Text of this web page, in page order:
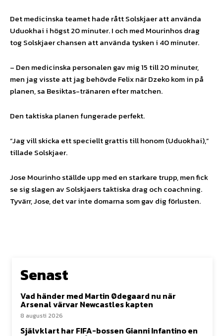
Det medicinska teamet hade rått Solskjaer att använda
Uduokhai i högst 20 minuter. I och med Mourinhos drag
tog Solskjaer chansen att använda tysken i 40 minuter.
– Den medicinska personalen gav mig 15 till 20 minuter,
men jag visste att jag behövde Felix när Dzeko kom in på
planen, sa Besiktas-tränaren efter matchen.
Den taktiska planen fungerade perfekt.
”Jag vill skicka ett speciellt grattis till honom (Uduokhai),”
tillade Solskjaer.
Jose Mourinho ställde upp med en starkare trupp, men fick
se sig slagen av Solskjaers taktiska drag och coachning.
Tyvärr, Jose, det var inte domarna som gav dig förlusten.
Senast
Vad händer med Martin Ødegaard nu när
Arsenal värvar Newcastles kapten
8 augusti 2026
Självklart har FIFA-bossen Gianni Infantino en